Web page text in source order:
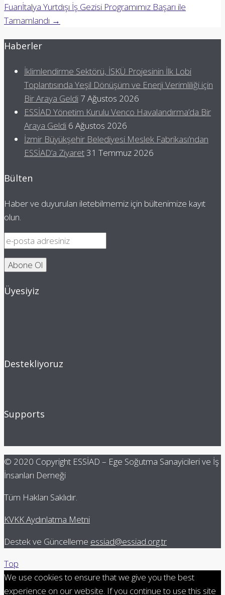
Fuarıİtalya Yurtdışı İş Gezisi Programımız Başarı ile
Tamamlandı →
Haberler
İklimlendirme Sektörü, İSKÜ Projesinin İlk Lobi
Toplantısında Yeşil Dönüşüm ve Enerji Verimliliği için
Bir Araya Geldi 7 Ağustos 2026
ESSİAD Yönetim Kurulu Venco Havalandırma’da Bir
Araya Geldi 6 Ağustos 2026
İzmir Büyükşehir Belediyesi Meslek Fabrikası’ndan
ESSİAD’a Ziyaret31 Temmuz 2026
Bülten
Haber ve duyuruları iletebilmemiz için bültenimize kayıt
olun.
Üyesiyiz
Destekliyoruz
Supports
© 2020 Copyright ESSİAD – Ege Soğutma Sanayicileri ve İş
İnsanları Derneği
Tüm Hakları Saklıdır.
KVKK Aydınlatma Metni
Destek ve Güncelleme essiad@essiad.org.tr
Top
We use cookies to ensure that we give you the best
experience on our website. If you continue to use this site